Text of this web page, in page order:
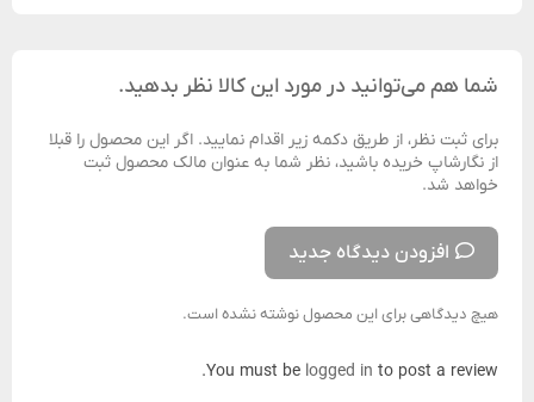
شما هم می‌توانید در مورد این کالا نظر بدهید.
برای ثبت نظر، از طریق دکمه زیر اقدام نمایید. اگر این محصول را قبلا
از نگارشاپ خریده باشید، نظر شما به عنوان مالک محصول ثبت
خواهد شد.
افزودن دیدگاه جدید
هیچ دیدگاهی برای این محصول نوشته نشده است.
You must be logged in to post a review.